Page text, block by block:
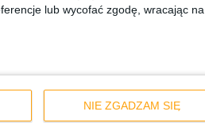
lub wycofać zgodę, wracając
NIE ZGADZAM SIĘ
na swoje urządzenie: